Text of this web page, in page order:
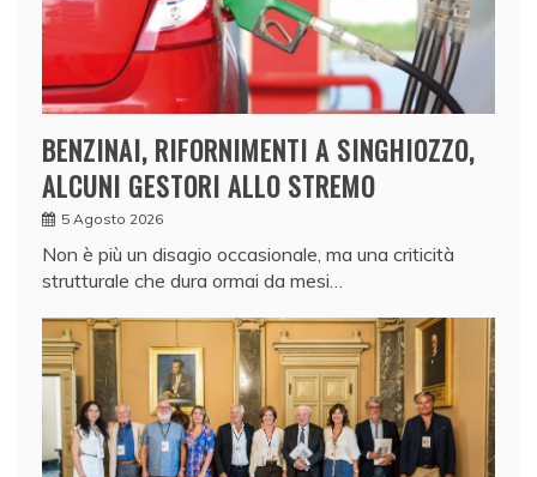
BENZINAI, RIFORNIMENTI A SINGHIOZZO,
ALCUNI GESTORI ALLO STREMO
5 Agosto 2026
Non è più un disagio occasionale, ma una criticità
strutturale che dura ormai da mesi…